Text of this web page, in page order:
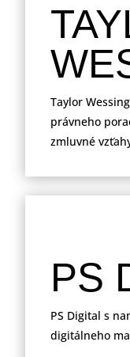
Taylor
právneho
zmluvné
PS
PS Digital s
digitálneho